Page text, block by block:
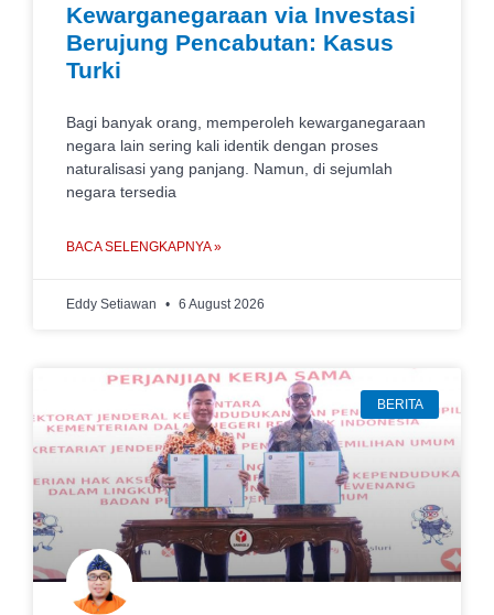
Kewarganegaraan via Investasi
Berujung Pencabutan: Kasus
Turki
Bagi banyak orang, memperoleh kewarganegaraan
negara lain sering kali identik dengan proses
naturalisasi yang panjang. Namun, di sejumlah
negara tersedia
BACA SELENGKAPNYA »
Eddy Setiawan 6 August 2026
BERITA